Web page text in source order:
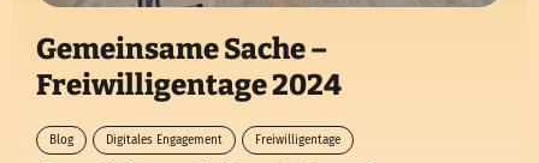
Gemeinsame Sache –
Freiwilligentage 2024
Blog Digitales Engagement Freiwilligentage